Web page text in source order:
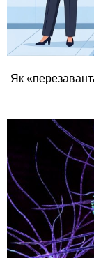
Як